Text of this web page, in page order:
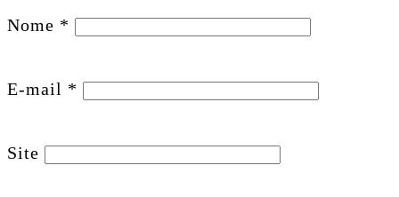
Nome *
E-mail *
Site